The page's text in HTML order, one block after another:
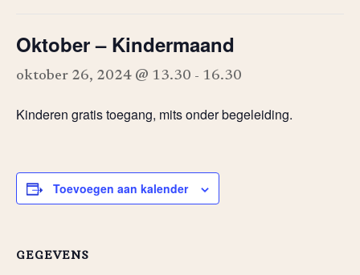
Oktober – Kindermaand
oktober 26, 2024 @ 13.30 - 16.30
Kinderen gratis toegang, mits onder begeleiding.
Toevoegen aan kalender
GEGEVENS